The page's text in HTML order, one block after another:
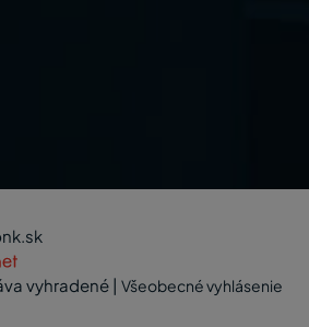
vyhradené | Všeobecné vyhlásenie